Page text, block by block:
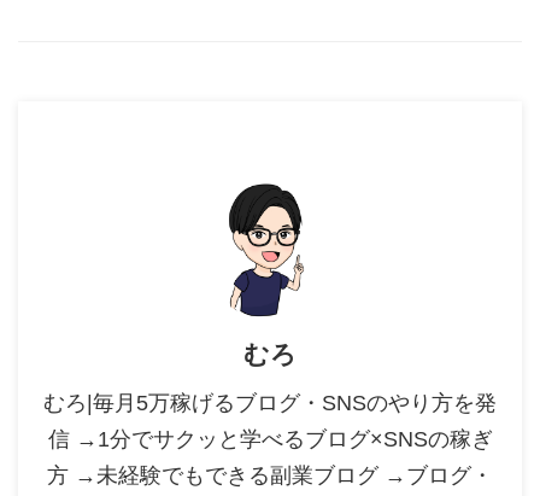
むろ
むろ|毎月5万稼げるブログ・SNSのやり方を発
信 →1分でサクッと学べるブログ×SNSの稼ぎ
方 →未経験でもできる副業ブログ →ブログ・